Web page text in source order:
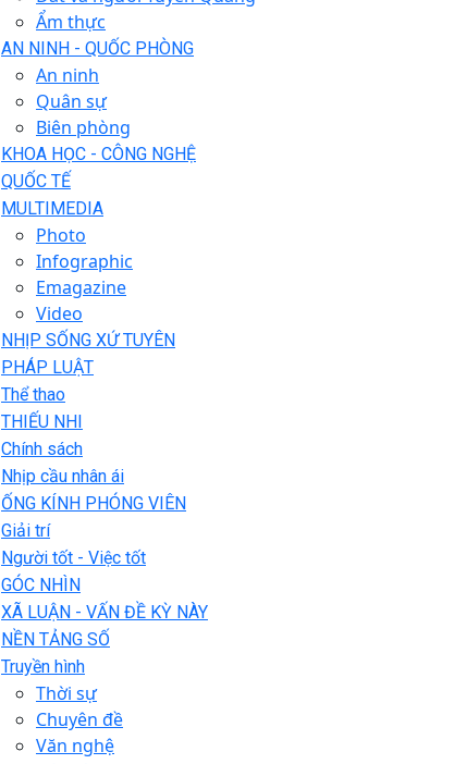
Ẩm thực
AN NINH - QUỐC PHÒNG
An ninh
Quân sự
Biên phòng
KHOA HỌC - CÔNG NGHỆ
QUỐC TẾ
MULTIMEDIA
Photo
Infographic
Emagazine
Video
NHỊP SỐNG XỨ TUYÊN
PHÁP LUẬT
Thể thao
THIẾU NHI
Chính sách
Nhịp cầu nhân ái
ỐNG KÍNH PHÓNG VIÊN
Giải trí
Người tốt - Việc tốt
GÓC NHÌN
XÃ LUẬN - VẤN ĐỀ KỲ NÀY
NỀN TẢNG SỐ
Truyền hình
Thời sự
Chuyên đề
Văn nghệ